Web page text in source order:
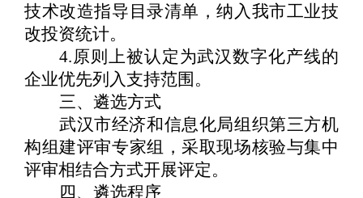
技术改造指导目录清单，纳入我市工业技
改投资统计。
4.原则上被认定为武汉数字化产线的
企业优先列入支持范围 。
三、遴选方式
武汉市经济和信息化局组织第三方机
构组建评审专家组，采取现场核验与集中
评审相结合方式开展评定。
四、遴选程序